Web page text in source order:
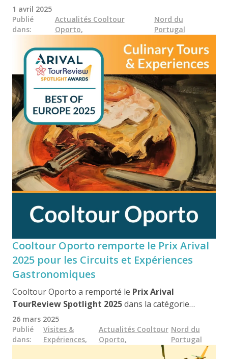
Market 2025 pour son engagement en faveur du
développement durable. Cette reconnaissance met
en avant notre participation active au programme
Empresas Turismo 360° ESG et à l'initiative Ser
Turismo Sustentável dans le Porto et le Nord du
Portugal. Nos efforts continus incluent des pratiques
de tourisme responsable, des transports
écologiques, la réduction des déchets et des
initiatives d'impact social.
1 avril 2025
Publié
dans:
Actualités Cooltour
Oporto,
Nord du
Portugal
Cooltour Oporto remporte le Prix Arival
2025 pour les Circuits et Expériences
Gastronomiques
Cooltour Oporto a remporté le Prix Arival
TourReview Spotlight 2025dans la catégorie
Meilleur d’Europe en Circuits et Expériences
Gastronomiques
, reconnaissant son excellence
dans le tourisme culinaire. Ce prix indépendant et
basé sur les évaluations des voyageurs, met en avant
26 mars 2025
Publié
dans:
Visites &
Expériences,
Actualités Cooltour
Oporto,
Nord du
Portugal